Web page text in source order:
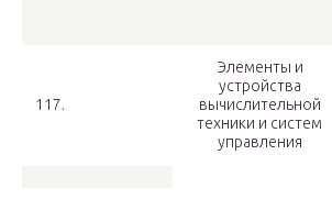
117.
Элементы и
устройства
вычислительной
техники и систем
управления